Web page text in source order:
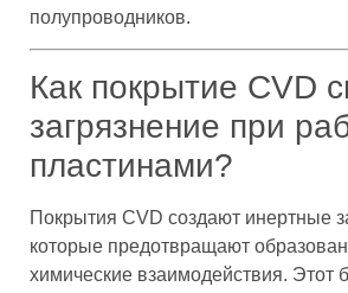
полупроводников.
Как покрытие CVD
загрязнение при
пластинами?
Покрытия CVD создают инертные
которые предотвращают
химические взаимодействия. Этот